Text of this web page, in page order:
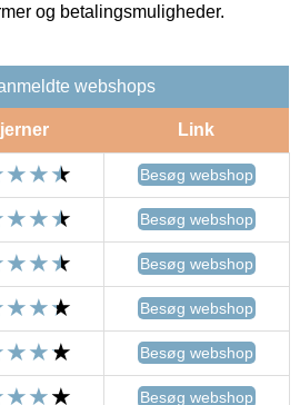
og betalingsmuligheder.
webshops
Link
Besøg webshop
Besøg webshop
Besøg webshop
Besøg webshop
Besøg webshop
Besøg webshop